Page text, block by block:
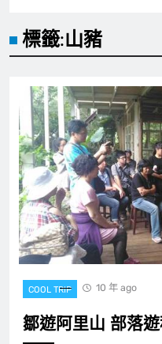
標籤:山豬
COOL TRIP 10 年 ago
鄒遊阿里山 部落